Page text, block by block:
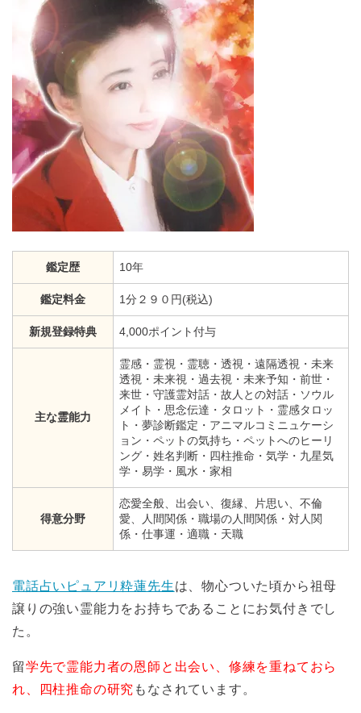
鑑定歴 10年
鑑定料金 1分２９０円(税込)
新規登録特典 4,000ポイント付与
主な霊能力
霊感・霊視・霊聴・透視・遠隔透視・未来
透視・未来視・過去視・未来予知・前世・
来世・守護霊対話・故人との対話・ソウル
メイト・思念伝達・タロット・霊感タロッ
ト・夢診断鑑定・アニマルコミニュケーシ
ョン・ペットの気持ち・ペットへのヒーリ
ング・姓名判断・四柱推命・気学・九星気
学・易学・風水・家相
得意分野
恋愛全般、出会い、復縁、片思い、不倫
愛、人間関係・職場の人間関係・対人関
係・仕事運・適職・天職
電話占いピュアリ粋蓮先生は、物心ついた頃から祖母
譲りの強い霊能力をお持ちであることにお気付きでし
た。
留学先で霊能力者の恩師と出会い、修練を重ねておら
れ、四柱推命の研究 もなされています。